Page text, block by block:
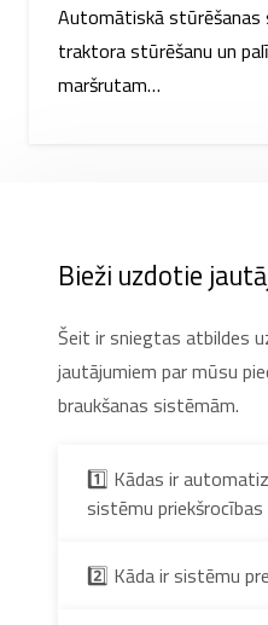
Automātiskā
traktora stūrēšanu un
maršrutam…
Bieži uzdotie
Šeit ir sniegtas atbildes
jautājumiem par mūsu
braukšanas sistēmām.
1️⃣ Kādas ir
sistēmu priekšrocības
2️⃣ Kāda ir sistēmu